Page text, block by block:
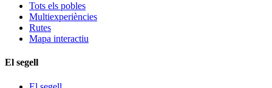
Tots els pobles
Multiexperiències
Rutes
Mapa interactiu
El segell